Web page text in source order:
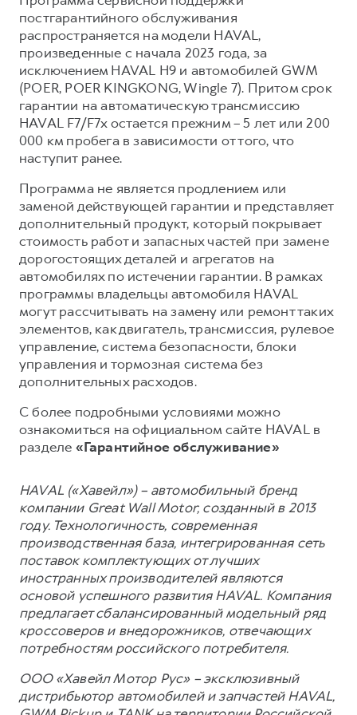
HAVAL Лизинг
АКСЕССУАРЫ HAVAL
Автомобильные аксессуары
Коллекция PRO
Коллекция Базовая
Коллекция Детская
АКСЕССУАРЫ HAVAL
Автомобильные аксессуары
Коллекция PRO
Коллекция Базовая
Коллекция Детская
постгарантийного обслуживания
распространяется на модели HAVAL,
произведенные с начала 2023 года, за
исключением HAVAL H9 и автомобилей GWM
(POER, POER KINGKONG, Wingle 7). Притом срок
гарантии на автоматическую трансмиссию
HAVAL F7/F7x остается прежним – 5 лет или 200
000 км пробега в зависимости от того, что
наступит ранее.
Программа не является продлением или
заменой действующей гарантии и представляет
дополнительный продукт, который покрывает
стоимость работ и запасных частей при замене
дорогостоящих деталей и агрегатов на
автомобилях по истечении гарантии. В рамках
программы владельцы автомобиля HAVAL
могут рассчитывать на замену или ремонт таких
элементов, как двигатель, трансмиссия, рулевое
управление, система безопасности, блоки
управления и тормозная система без
дополнительных расходов.
С более подробными условиями можно
ознакомиться на официальном сайте HAVAL в
разделе «Гарантийное обслуживание»
HAVAL («Хавейл») – автомобильный бренд
компании Great Wall Motor, созданный в 2013
году. Технологичность, современная
производственная база, интегрированная сеть
поставок комплектующих от лучших
иностранных производителей являются
основой успешного развития HAVAL. Компания
предлагает сбалансированный модельный ряд
кроссоверов и внедорожников, отвечающих
потребностям российского потребителя.
ООО «Хавейл Мотор Рус» – эксклюзивный
дистрибьютор автомобилей и запчастей HAVAL,